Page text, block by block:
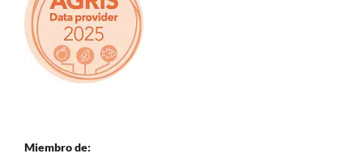
Miembro de: